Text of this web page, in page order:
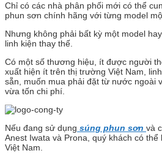
Chỉ có các nhà phân phối mới có thể
phun sơn chính hãng với từng model
Nhưng không phải bất kỳ một model
linh kiện thay thế.
Có một số thương hiệu, ít được người
xuất hiện ít trên thị trường Việt Nam,
sẵn, muốn mua phải đặt từ nước ngoài
vừa tốn chi phí.
Nếu đang sử dụng súng phun sơn và
Anest Iwata và Prona, quý khách có thể
Việt Nam.